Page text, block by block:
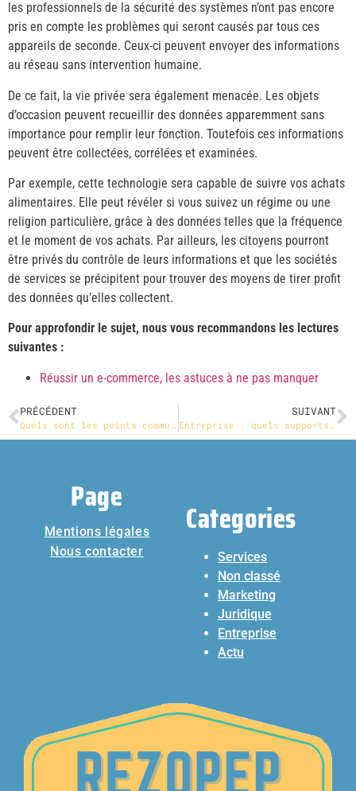
les professionnels de la sécurité des systèmes n’ont pas encore
pris en compte les problèmes qui seront causés par tous ces
appareils de seconde. Ceux-ci peuvent envoyer des informations
au réseau sans intervention humaine.
De ce fait, la vie privée sera également menacée. Les objets
d’occasion peuvent recueillir des données apparemment sans
importance pour remplir leur fonction. Toutefois ces informations
peuvent être collectées, corrélées et examinées.
Par exemple, cette technologie sera capable de suivre vos achats
alimentaires. Elle peut révéler si vous suivez un régime ou une
religion particulière, grâce à des données telles que la fréquence
et le moment de vos achats. Par ailleurs, les citoyens pourront
être privés du contrôle de leurs informations et que les sociétés
de services se précipitent pour trouver des moyens de tirer profit
des données qu’elles collectent.
Pour approfondir le sujet, nous vous recommandons les lectures
suivantes :
Réussir un e-commerce, les astuces à ne pas manquer
PRÉCÉDENT
Quels sont les points communs et divergents des statuts EIRL et EURL
SUIVANT
Entreprise : quels supports de communication pour se démarquer ?
Page
Mentions légales
Nous contacter
Categories
Services
Non classé
Marketing
Juridique
Entreprise
Actu